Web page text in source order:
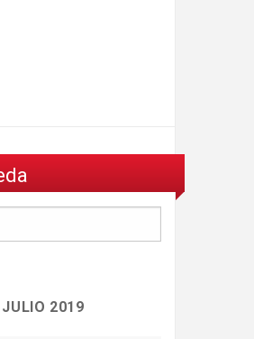
JULIO 2019